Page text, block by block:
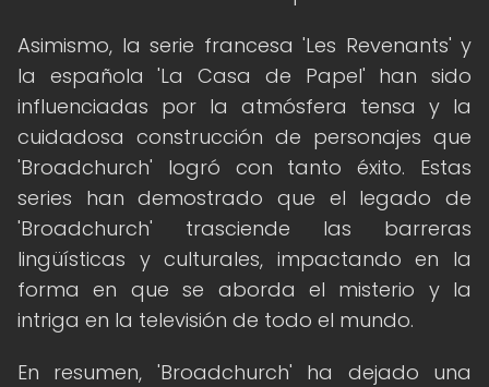
Asimismo, la serie francesa 'Les Revenants' y
la española 'La Casa de Papel' han sido
influenciadas por la atmósfera tensa y la
cuidadosa construcción de personajes que
'Broadchurch' logró con tanto éxito. Estas
series han demostrado que el legado de
'Broadchurch' trasciende las barreras
lingüísticas y culturales, impactando en la
forma en que se aborda el misterio y la
intriga en la televisión de todo el mundo.
En resumen, 'Broadchurch' ha dejado una